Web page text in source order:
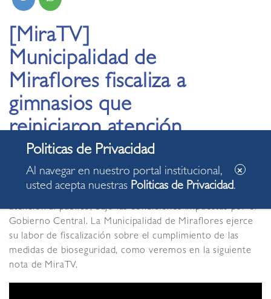
[MiraTV]
Municipalidad de
Miraflores fiscaliza a
gimnasios que
reiniciaron atención
22.03.2021
Gimnasios que operan en nuestro distrito reiniciaron la
atención al público, bajo las condiciones impuestas por el
Gobierno Central. La Municipalidad de Miraflores ejerce
su labor de fiscalización sobre el cumplimiento de las
medidas de bioseguridad, como veremos en la siguiente
nota de MiraTV.
Al navegar en nuestro portal institucional,
usted acepta nuestras Politicas de Privacidad.